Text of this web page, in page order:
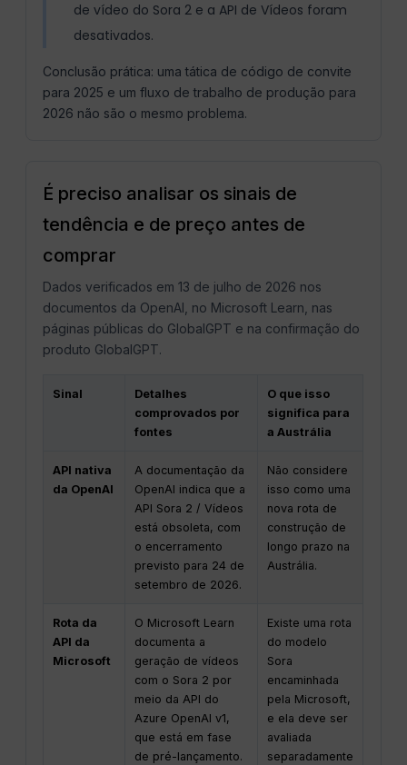
de vídeo do Sora 2 e a API de Vídeos foram
desativados.
Conclusão prática: uma tática de código de convite
para 2025 e um fluxo de trabalho de produção para
2026 não são o mesmo problema.
É preciso analisar os sinais de
tendência e de preço antes de
comprar
Dados verificados em 13 de julho de 2026 nos
documentos da OpenAI, no Microsoft Learn, nas
páginas públicas do GlobalGPT e na confirmação do
produto GlobalGPT.
Sinal
Detalhes
comprovados por
fontes
O que isso
significa para
a Austrália
API nativa
da OpenAI
A documentação da
OpenAI indica que a
API Sora 2 / Vídeos
está obsoleta, com
o encerramento
previsto para 24 de
setembro de 2026.
Não considere
isso como uma
nova rota de
construção de
longo prazo na
Austrália.
Rota da
API da
Microsoft
O Microsoft Learn
documenta a
geração de vídeos
com o Sora 2 por
meio da API do
Azure OpenAI v1,
que está em fase
de pré-lançamento.
Existe uma rota
do modelo
Sora
encaminhada
pela Microsoft,
e ela deve ser
avaliada
separadamente